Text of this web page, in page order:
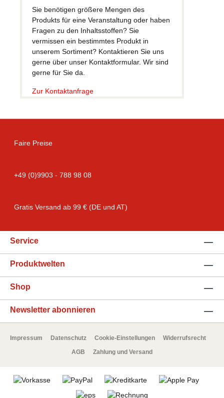
Sie benötigen größere Mengen des
Produkts für eine Veranstaltung oder haben
Fragen zu den Inhaltsstoffen? Sie
vermissen ein bestimmtes Produkt in
unserem Sortiment? Kontaktieren Sie uns
gerne über unser Kontaktformular. Wir sind
gerne für Sie da.
Zur Kontaktanfrage
Faire Preise
+49 (0)9903 - 788 98 08
Gratis Versand ab 99 € (DE und AT)
Service
Produktwelten
Shop
Newsletter abonnieren
Impressum Datenschutz Cookie-Einstellungen
Widerrufsrecht
AGB
Zahlung und Versand